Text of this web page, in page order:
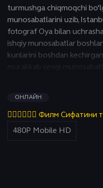
turmushga chiqmoqchi
munosabatlarini uzib,
fotograf Oya bilan
ishqiy munosabatlar
kunlarini boshdan
ОНЛАЙН
👇🏻👇🏻👇🏻 Филм Сифатини